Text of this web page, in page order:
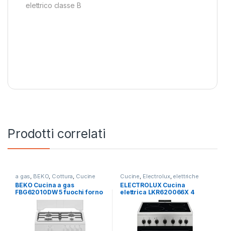
elettrico classe B
Prodotti correlati
a gas BEKO Cottura Cucine
BEKO Cucina a gas
FBG62010DW 5 fuochi forno
Cucine Electrolux, elettriche
ELECTROLUX Cucina
elettrica LKR620066X 4
fuochi radianti forno
elettrico